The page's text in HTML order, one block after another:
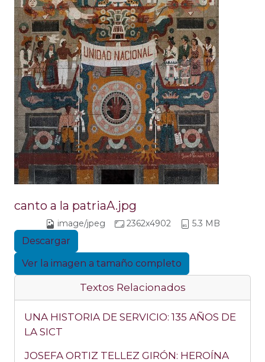
canto a la patriaA.jpg
image/jpeg 2362x4902 5.3 MB
Descargar
Ver la imagen a tamaño completo
Textos Relacionados
UNA HISTORIA DE SERVICIO: 135 AÑOS DE
LA SICT
JOSEFA ORTIZ TELLEZ GIRÓN: HEROÍNA